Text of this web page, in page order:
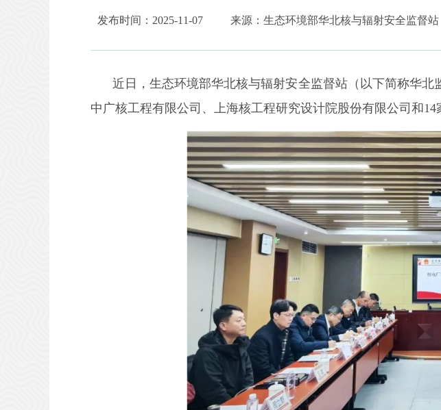
发布时间：2025-11-07 来源：生态环境部华北核与辐射安全监督站
近日，生态环境部华北核与辐射安全监督站（以下简称华北
中广核工程有限公司、上海核工程研究设计院股份有限公司和14